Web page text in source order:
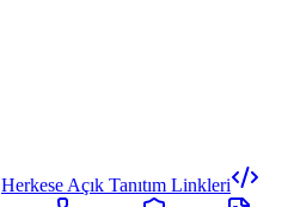
Herkese Açık Tanıtım Linkleri